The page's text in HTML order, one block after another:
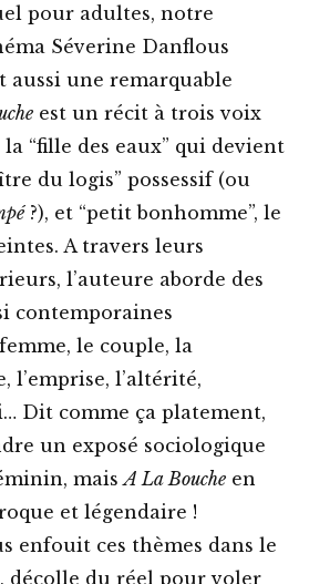
pour adultes, notre
Séverine Danflous
aussi une remarquable
est un récit à trois voix
la “fille des eaux” qui devient
du logis” possessif (ou
?), et “petit bonhomme”, le
A travers leurs
l’auteure aborde des
contemporaines
le couple, la
l’emprise, l’altérité,
Dit comme ça platement,
un exposé sociologique
maisA La Bouche en
et légendaire !
enfouit ces thèmes dans le
décolle du réel pour voler